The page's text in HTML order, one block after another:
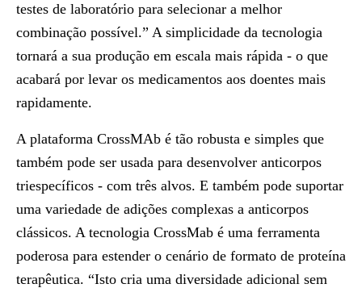
testes de laboratório para selecionar a melhor
combinação possível.” A simplicidade da tecnologia
tornará a sua produção em escala mais rápida - o que
acabará por levar os medicamentos aos doentes mais
rapidamente.
A plataforma CrossMAb é tão robusta e simples que
também pode ser usada para desenvolver anticorpos
triespecíficos - com três alvos. E também pode suportar
uma variedade de adições complexas a anticorpos
clássicos. A tecnologia CrossMab é uma ferramenta
poderosa para estender o cenário de formato de proteína
terapêutica. “Isto cria uma diversidade adicional sem